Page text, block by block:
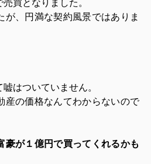
買となりました。
が、円満な契約風景ではありま
はついていません。
産の価格なんてわからないので
豪が１億円で買ってくれるかも